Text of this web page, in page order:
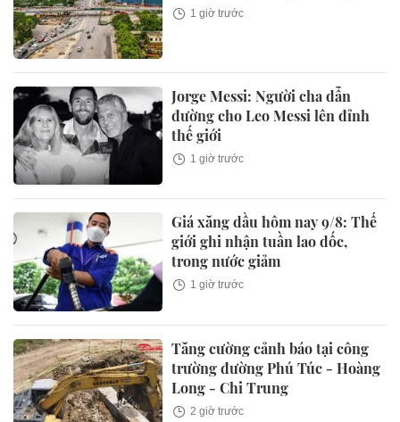
1 giờ trước
Jorge Messi: Người cha dẫn
đường cho Leo Messi lên đỉnh
thế giới
1 giờ trước
Giá xăng dầu hôm nay 9/8: Thế
giới ghi nhận tuần lao dốc,
trong nước giảm
1 giờ trước
Tăng cường cảnh báo tại công
trường đường Phú Túc - Hoàng
Long - Chi Trung
2 giờ trước